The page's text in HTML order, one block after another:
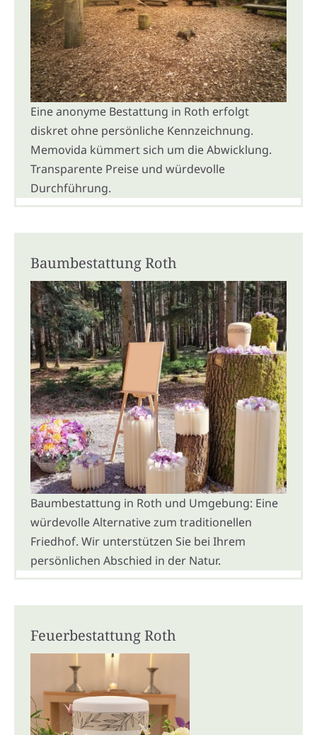
Eine anonyme Bestattung in Roth erfolgt
diskret ohne persönliche Kennzeichnung.
Memovida kümmert sich um die Abwicklung.
Transparente Preise und würdevolle
Durchführung.
Baumbestattung Roth
Baumbestattung in Roth und Umgebung: Eine
würdevolle Alternative zum traditionellen
Friedhof. Wir unterstützen Sie bei Ihrem
persönlichen Abschied in der Natur.
Feuerbestattung Roth